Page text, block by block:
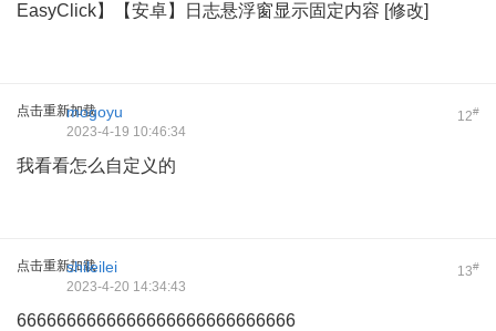
EasyClick】【安卓】日志悬浮窗显示固定内容 [修改]
点击重新加载 12#
mogoyu
2023-4-19 10:46:34
我看看怎么自定义的
点击重新加载 13#
shileilei
2023-4-20 14:34:43
6666666666666666666666666666